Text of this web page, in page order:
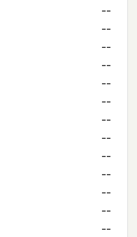
--
--
--
--
--
--
--
--
--
--
--
--
--